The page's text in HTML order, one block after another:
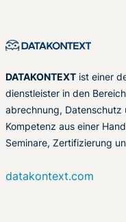
DATAKONTEXT ist einer
dienstleister in den
abrechnung, Datenschutz
Kompetenz aus einer
Seminare, Zertifizierung
datakontext.com